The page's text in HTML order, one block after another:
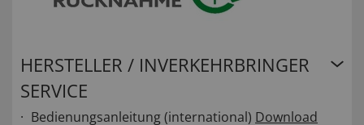
HERSTELLER / INVERKEHRBRINGER
SERVICE
Bedienungsanleitung (international) Download